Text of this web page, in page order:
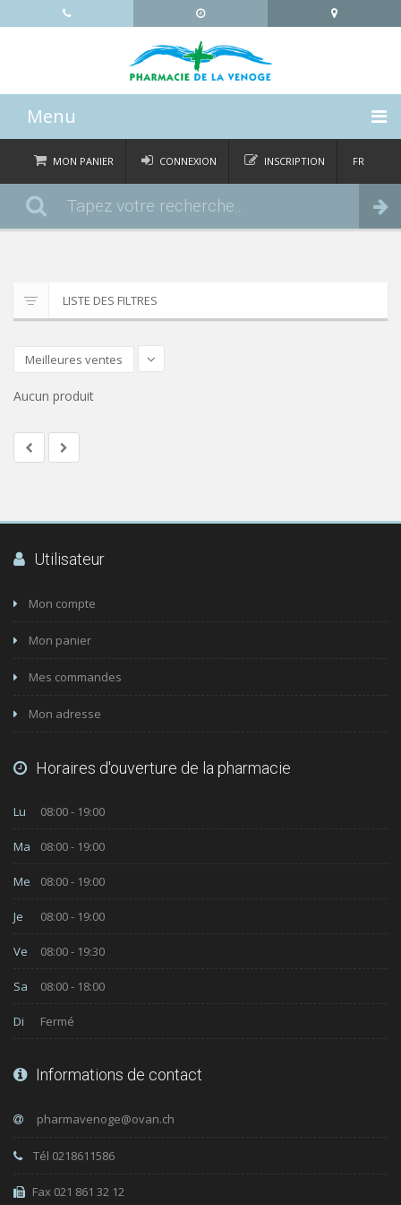
Menu
ACCUEIL
CATÉGORIES
CONTACT
MON PANIER
Commander
CONNEXION INSCRIPTION FR
LISTE DES FILTRES
Meilleures ventes
Aucun produit
Utilisateur
Mon compte
Mon panier
Mes commandes
Mon adresse
Horaires d'ouverture de la pharmacie
Lu 08:00 - 19:00
Ma 08:00 - 19:00
Me 08:00 - 19:00
Je 08:00 - 19:00
Ve 08:00 - 19:30
Sa 08:00 - 18:00
Di Fermé
Informations de contact
Tél 0218611586
Fax 021 861 32 12